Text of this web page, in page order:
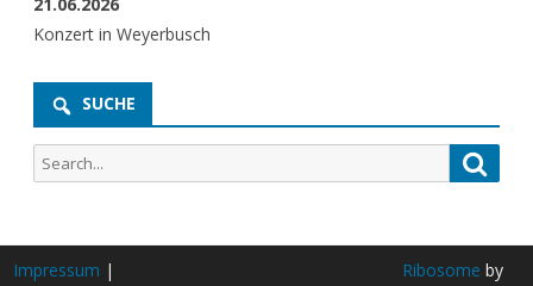
Konzert in Weyerbusch
SUCHE
Search
for:
Impressum | Ribosome by